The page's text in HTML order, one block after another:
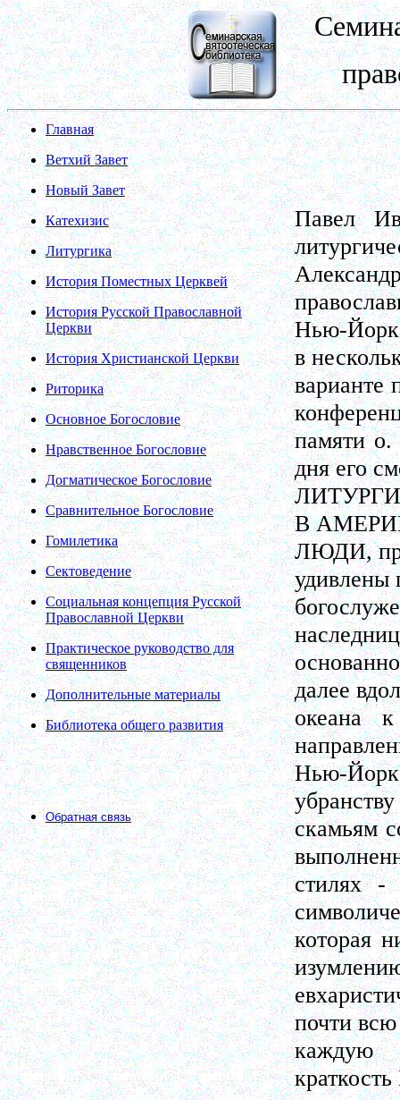
Главная
Ветхий Завет
Новый Завет
Катехизис
Литургика
История Поместных Церквей
История Русской Православной
Церкви
История Христианской Церкви
Риторика
Основное Богословие
Нравственное Богословие
Догматическое Богословие
Сравнительное Богословие
Гомилетика
Сектоведение
Социальная концепция Русской
Православной Церкви
Практическое руководство для
священников
Дополнительные материалы
Библиотека общего развития
Обратная связь
Павел
Нью-
в
варианте
памяти
дня его
В
ЛЮДИ,
удивлены
далее
океана
Нью-
скамьям
стилях -
которая
почти
каждую